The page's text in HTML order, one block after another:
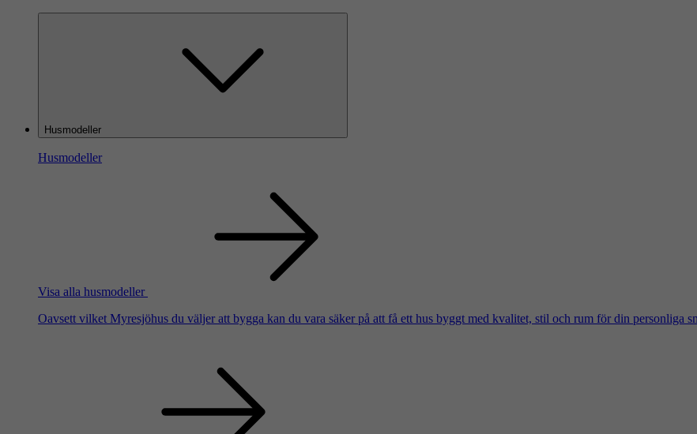
Husmodeller
Husmodeller
Visa alla husmodeller
Oavsett vilket Myresjöhus du väljer att bygga kan du vara säker på att få ett hus byggt med kvalitet, stil och rum för din personliga